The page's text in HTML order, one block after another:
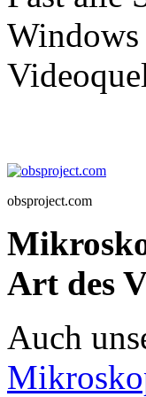
obsproject.com
Art des
Auch